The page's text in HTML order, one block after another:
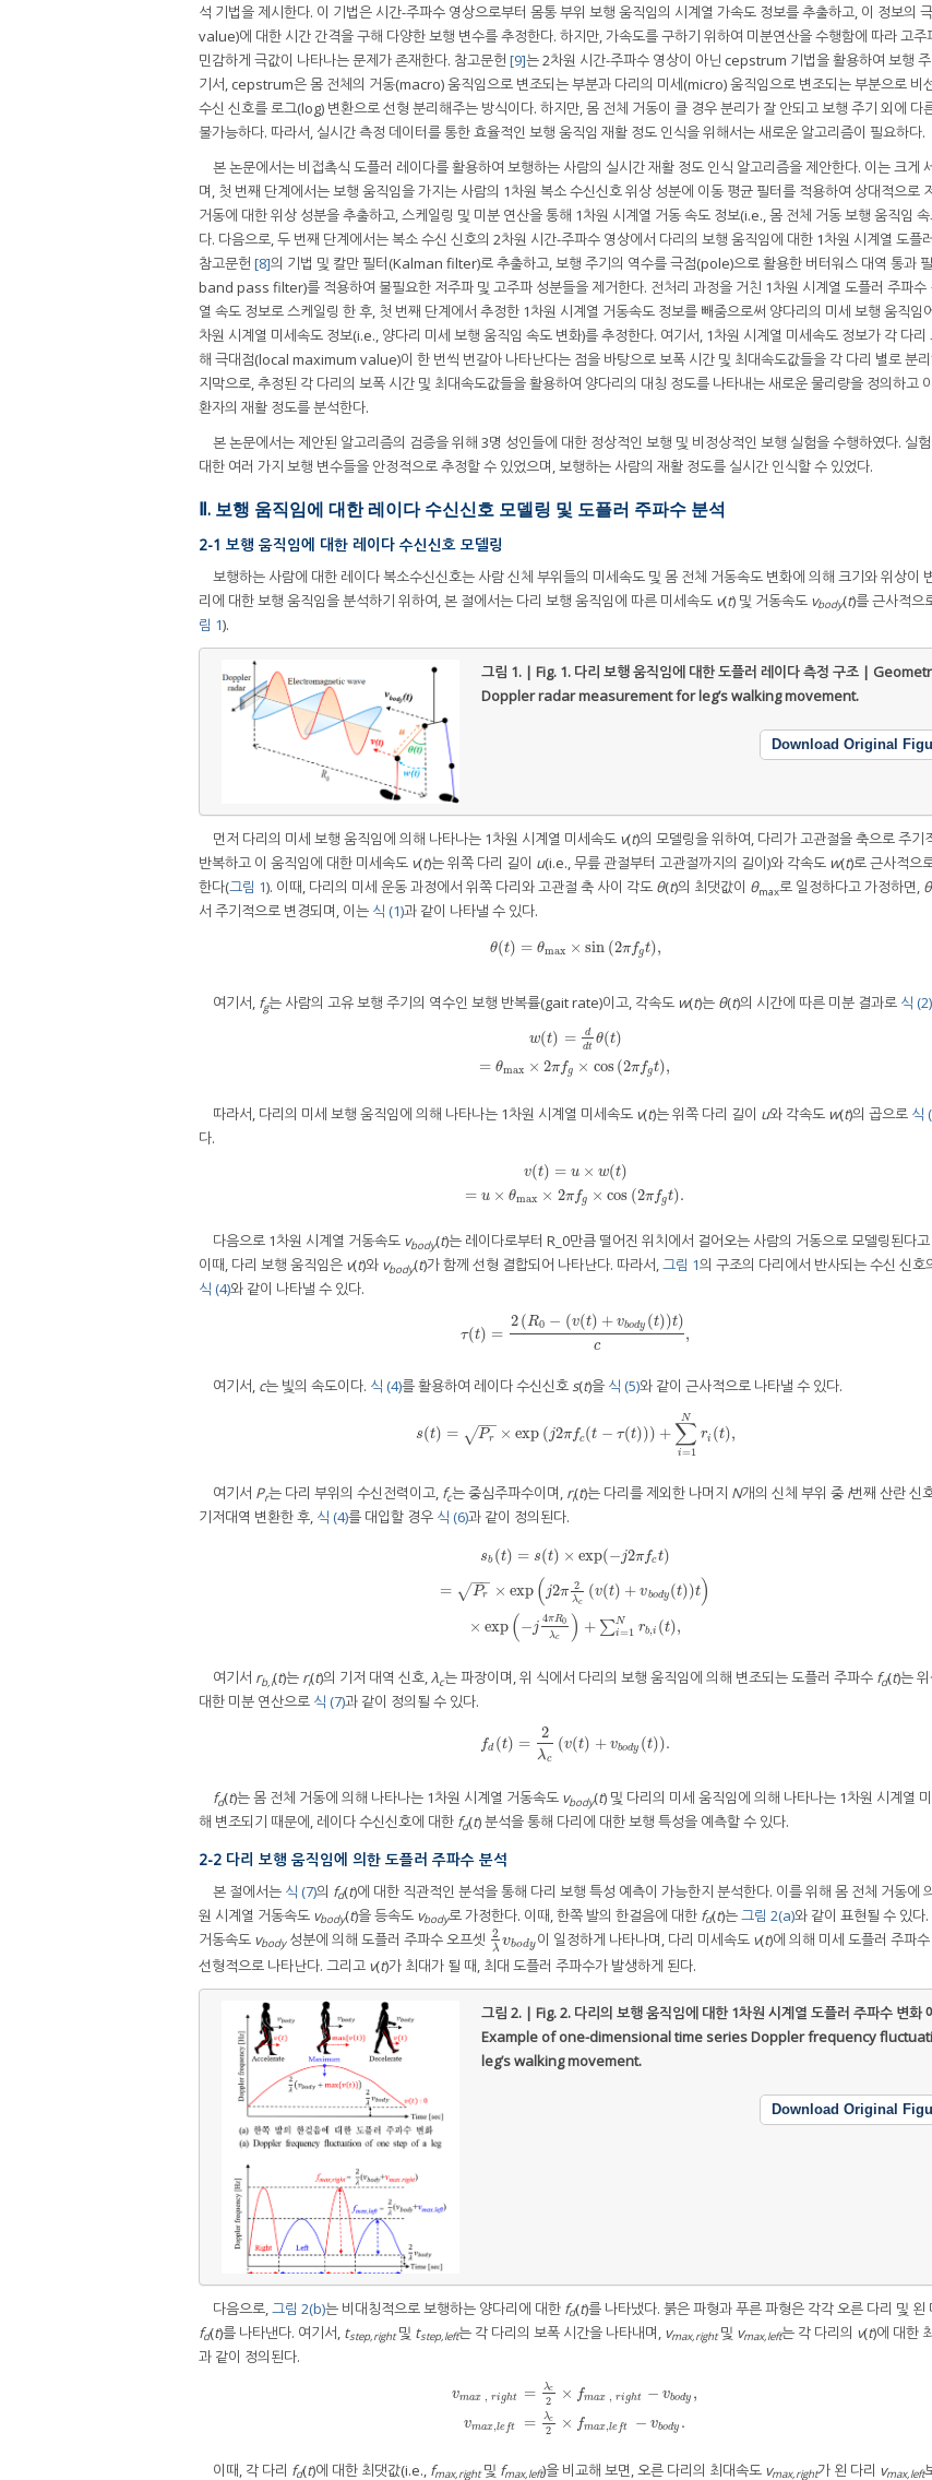
석 기법을 제시한다. 이 기법은 시간-주파수 영상으로부터 몸통 부위 보행 움직임의 시계열 가속도 정보를 추출하고, 이 정보의
value)에 대한 시간 간격을 구해 다양한 보행 변수를 추정한다. 하지만, 가속도를 구하기 위하여 미분연산을 수행함에 따라 고주
민감하게 극값이 나타나는 문제가 존재한다. 참고문헌 [9]는 2차원 시간-주파수 영상이 아닌 cepstrum 기법을 활용하여 보행
기서, cepstrum은 몸 전체의 거동(macro) 움직임으로 변조되는 부분과 다리의 미세(micro) 움직임으로 변조되는 부분으로 비
수신 신호를 로그(log) 변환으로 선형 분리해주는 방식이다. 하지만, 몸 전체 거동이 클 경우 분리가 잘 안되고 보행 주기 외에 다
불가능하다. 따라서, 실시간 측정 데이터를 통한 효율적인 보행 움직임 재활 정도 인식을 위해서는 새로운 알고리즘이 필요하다.
본 논문에서는 비접촉식 도플러 레이다를 활용하여 보행하는 사람의 실시간 재활 정도 인식 알고리즘을 제안한다. 이는 크게
며, 첫 번째 단계에서는 보행 움직임을 가지는 사람의 1차원 복소 수신신호 위상 성분에 이동 평균 필터를 적용하여 상대적으로
거동에 대한 위상 성분을 추출하고, 스케일링 및 미분 연산을 통해 1차원 시계열 거동 속도 정보(i.e., 몸 전체 거동 보행 움직임
다. 다음으로, 두 번째 단계에서는 복소 수신 신호의 2차원 시간-주파수 영상에서 다리의 보행 움직임에 대한 1차원 시계열 도플
참고문헌 [8]의 기법 및 칼만 필터(Kalman filter)로 추출하고, 보행 주기의 역수를 극점(pole)으로 활용한 버터워스 대역 통과
band pass filter)를 적용하여 불필요한 저주파 및 고주파 성분들을 제거한다. 전처리 과정을 거친 1차원 시계열 도플러 주파수
열 속도 정보로 스케일링 한 후, 첫 번째 단계에서 추정한 1차원 시계열 거동속도 정보를 빼줌으로써 양다리의 미세 보행 움직임
차원 시계열 미세속도 정보(i.e., 양다리 미세 보행 움직임 속도 변화)를 추정한다. 여기서, 1차원 시계열 미세속도 정보가 각 다리
해 극대점(local maximum value)이 한 번씩 번갈아 나타난다는 점을 바탕으로 보폭 시간 및 최대속도값들을 각 다리 별로 분
지막으로, 추정된 각 다리의 보폭 시간 및 최대속도값들을 활용하여 양다리의 대칭 정도를 나타내는 새로운 물리량을 정의하고
환자의 재활 정도를 분석한다.
본 논문에서는 제안된 알고리즘의 검증을 위해 3명 성인들에 대한 정상적인 보행 및 비정상적인 보행 실험을 수행하였다. 실
대한 여러 가지 보행 변수들을 안정적으로 추정할 수 있었으며, 보행하는 사람의 재활 정도를 실시간 인식할 수 있었다.
Ⅱ. 보행 움직임에 대한 레이다 수신신호 모델링 및 도플러 주파수 분석
2-1 보행 움직임에 대한 레이다 수신신호 모델링
보행하는 사람에 대한 레이다 복소수신신호는 사람 신체 부위들의 미세속도 및 몸 전체 거동속도 변화에 의해 크기와 위상이
리에 대한 보행 움직임을 분석하기 위하여, 본 절에서는 다리 보행 움직임에 따른 미세속도 v(t) 및 거동속도 vbody(t)를 근사적으
림 1).
그림 1. | Fig. 1. 다리 보행 움직임에 대한 도플러 레이다 측정 구조 |
Doppler radar measurement for leg’s walking movement.
Download Original
먼저 다리의 미세 보행 움직임에 의해 나타나는 1차원 시계열 미세속도 v(t)의 모델링을 위하여, 다리가 고관절을 축으로 주기
반복하고 이 움직임에 대한 미세속도 v(t)는 위쪽 다리 길이 u(i.e., 무릎 관절부터 고관절까지의 길이)와 각속도 w(t)로 근사적으
한다(그림 1). 이때, 다리의 미세 운동 과정에서 위쪽 다리와 고관절 축 사이 각도 θ(t)의 최댓값이 θmax로 일정하다고 가정하면, θ
서 주기적으로 변경되며, 이는 식 (1)과 같이 나타낼 수 있다.
θ(t) = θmax × sin (2πfgt),
θ(t) =θmax× sin2πfgt,
여기서, fg는 사람의 고유 보행 주기의 역수인 보행 반복률(gait rate)이고, 각속도 w(t)는 θ(t)의 시간에 따른 미분 결과로 식 (2)
w(t) =
d
dt
θ(t)
= θmax × 2πfg × cos(2πfgt),
) = max× π f
따라서, 다리의 미세 보행 움직임에 의해 나타나는 1차원 시계열 미세속도 v(t)는 위쪽 다리 길이 u와 각속도 w(t)의 곱으로 식
다.
v(t) = u × w(t)
= u × θmax × 2πfg × cos (2πfgt).
=u × fg ×
다음으로 1차원 시계열 거동속도 vbody(t)는 레이다로부터 R_0만큼 떨어진 위치에서 걸어오는 사람의 거동으로 모델링된다
이때, 다리 보행 움직임은 v(t)와 vbody(t)가 함께 선형 결합되어 나타난다. 따라서,그림 1의 구조의 다리에서 반사되는 수신 신호
식 (4)와 같이 나타낼 수 있다.
τ(t) =
2 (R0 − (v(t) + vbody (t))t)
c
,
τ (t)=2R0−v(t)+vbody(t)tc,
여기서, c는 빛의 속도이다. 식 (4)를 활용하여 레이다 수신신호s(t)을 식 (5)와 같이 근사적으로 나타낼 수 있다.
s(t) = Pr
−−
√ × exp (j2πfc (t − τ(t))) + ∑
i=1
N
ri (t),
s(t)= Pr ×exp j2πfc(t−τ( t))+∑i=1N ri(t ,
여기서 Pr는 다리 부위의 수신전력이고, fc는 중심주파수이며, ri(t)는 다리를 제외한 나머지 N개의 신체 부위 중 i번째 산란 신
기저대역 변환한 후, 식 (4)를 대입할 경우 식 (6)과 같이 정의된다.
sb (t) = s(t) × exp(−j2πfct)
=
Pr
−−
√ × exp (j2π 2
λc
(v(t) + vbody (t))t)
× exp (−j
4πR0
λc ) + ∑N
i=1 rb,i (t),
sb t)=s(t ×exp(− 2 πfct)=P r×exp j2π2λcv(t)+vbo
여기서 rb,i(t)는 ri(t)의 기저 대역 신호,λc는 파장이며, 위 식에서 다리의 보행 움직임에 의해 변조되는 도플러 주파수 fd(t)는
대한 미분 연산으로 식 (7)과 같이 정의될 수 있다.
fd (t) =
2
λc
(v(t) + vbody (t)).
fd(t) =2λ cv(t)+v body(t).
fd(t)는 몸 전체 거동에 의해 나타나는 1차원 시계열 거동속도 vbody(t) 및 다리의 미세 움직임에 의해 나타나는 1차원 시계열
해 변조되기 때문에, 레이다 수신신호에 대한 fd(t) 분석을 통해 다리에 대한 보행 특성을 예측할 수 있다.
2-2 다리 보행 움직임에 의한 도플러 주파수 분석
본 절에서는 식 (7)의 fd(t)에 대한 직관적인 분석을 통해 다리 보행 특성 예측이 가능한지 분석한다. 이를 위해 몸 전체 거동에
원 시계열 거동속도 vbody(t)을 등속도 vbody로 가정한다. 이때, 한쪽 발의 한걸음에 대한 fd(t)는그림 2(a)와 같이 표현될 수 있다
거동속도 vbody성분에 의해 도플러 주파수 오프셋 2
λ vbody
2λvbody
이 일정하게 나타나며, 다리 미세속도 v(t)에 의해 미세 도플러 주파
선형적으로 나타난다. 그리고 v(t)가 최대가 될 때, 최대 도플러 주파수가 발생하게 된다.
그림 2. | Fig. 2. 다리의 보행 움직임에 대한 1차원 시계열 도플러 주파수 변화
Example of one-dimensional time series Doppler frequency
leg’s walking movement.
Download Original
다음으로, 그림 2(b)는 비대칭적으로 보행하는 양다리에 대한 fd(t)를 나타냈다. 붉은 파형과 푸른 파형은 각각 오른 다리 및 왼
fd(t)를 나타낸다. 여기서, tstep,right및 tstep,left는 각 다리의 보폭 시간을 나타내며, vmax,right및 vmax,left는 각 다리의 v(t)에 대한
과 같이 정의된다.
vmax , right = λc
2 × fmax , right − vbody ,
vmax,left = λc
2 × fmax,left − vbody .
, g 2× a g t− vm
이때, 각 다리 fd(t)에 대한 최댓값(i.e., fmax,right및 fmax,left)을 비교해 보면, 오른 다리의 최대속도 vmax,right가 왼 다리 vmax,left